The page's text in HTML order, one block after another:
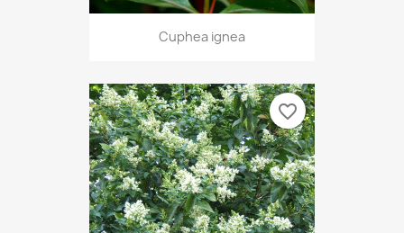
Cuphea ignea
favorite_border